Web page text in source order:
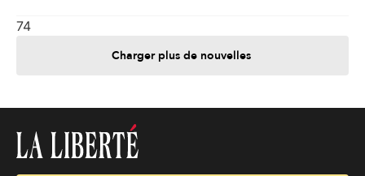
74
Charger plus de nouvelles